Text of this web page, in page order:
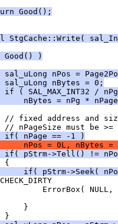
Good();
StgCache::Write(
Good() )
sal_uLong nPos =
sal_uLong nBytes = 0;
if ( SAL_MAX_INT32 /
nBytes = nPg *
if( nPage == -1 )
nPos = 0L, nBytes =
if( pStrm->Tell() !=
if( pStrm->Seek(